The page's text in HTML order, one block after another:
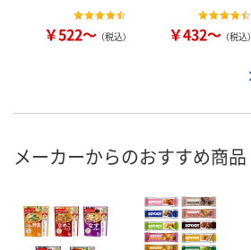
￥522～ （税込） ￥432～ （税込）
メーカーからのおすすめ商品